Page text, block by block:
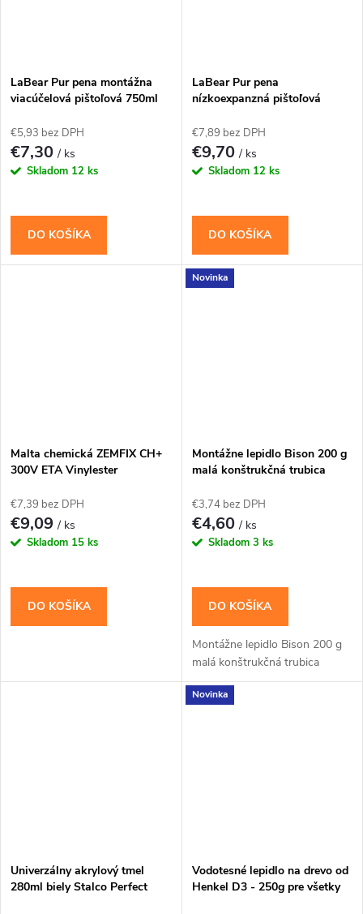
LaBear Pur pena montážna
viacúčelová pištoľová 750ml
€5,93 bez DPH
€7,30/ ks
Skladom 12 ks
DO KOŠÍKA
LaBear Pur pena
nízkoexpanzná pištoľová
€7,89 bez DPH
€9,70/ ks
Skladom 12 ks
DO KOŠÍKA
Malta chemická ZEMFIX CH+
300V ETA Vinylester
€7,39 bez DPH
€9,09/ ks
Skladom 15 ks
DO KOŠÍKA
Novinka
Montážne lepidlo Bison 200 g
malá konštrukčná trubica
€3,74 bez DPH
€4,60/ ks
Skladom 3 ks
DO KOŠÍKA
Montážne lepidlo Bison 200 g
malá konštrukčná trubica
Univerzálny akrylový tmel
280ml biely Stalco Perfect
Novinka
Vodotesné lepidlo na drevo od
Henkel D3 - 250g pre všetky